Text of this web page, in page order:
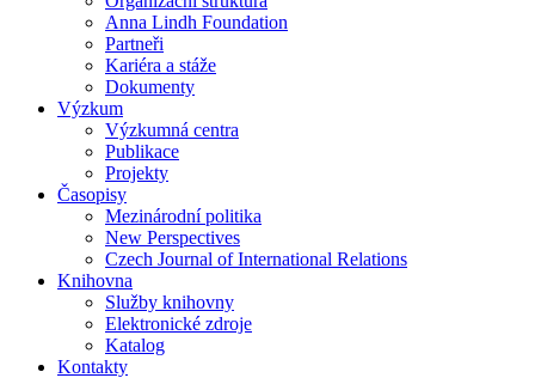
Anna Lindh Foundation
Partneři
Kariéra a stáže
Dokumenty
Výzkum
Výzkumná centra
Publikace
Projekty
Časopisy
Mezinárodní politika
New Perspectives
Czech Journal of International Relations
Knihovna
Služby knihovny
Elektronické zdroje
Katalog
Kontakty